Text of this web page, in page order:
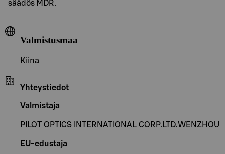
säädös MDR.
Valmistusmaa
Kiina
Yhteystiedot
Valmistaja
PILOT OPTICS INTERNATIONAL CORP.LTD.WENZHOU
EU-edustaja